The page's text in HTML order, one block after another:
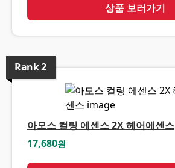
상품 보러가기
Rank2
아모스 컬링 에센스 2X 헤어에센스
17,680원